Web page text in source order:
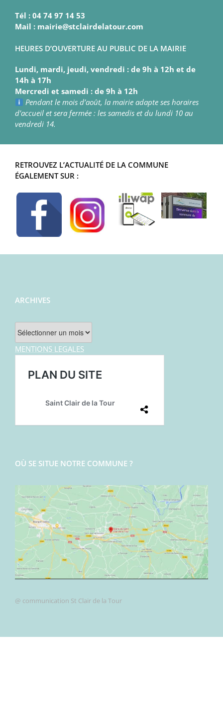
Tél : 04 74 97 14 53
Mail : mairie@stclairdelatour.com
HEURES D’OUVERTURE AU PUBLIC DE LA MAIRIE
Lundi, mardi, jeudi, vendredi : de 9h à 12h et de
14h à 17h
Mercredi et samedi : de 9h à 12h
Pendant le mois d’août, la mairie adapte ses horaires
d’accueil et sera fermée : les samedis et du lundi 10 au
vendredi 14.
RETROUVEZ L’ACTUALITÉ DE LA COMMUNE
ÉGALEMENT SUR :
ARCHIVES
Archives
MENTIONS LEGALES
OÙ SE SITUE NOTRE COMMUNE ?
@ communication St Clair de la Tour